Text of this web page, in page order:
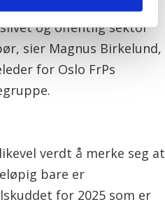
og offentlig sektor
sier Magnus Birkelund,
for Oslo FrPs
verdt å merke seg at
bare er
for 2025 som er